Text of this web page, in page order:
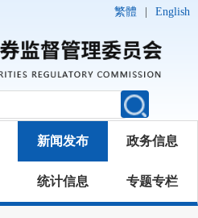
繁體 English
新闻发布 政务信息
统计信息 专题专栏